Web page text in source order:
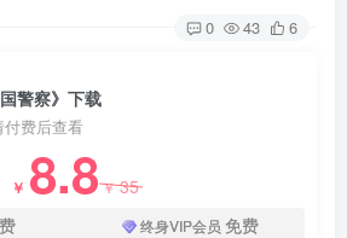
0 43 6
警察》下载
付费后查看
￥ 8.8￥35
终身VIP会员 免费